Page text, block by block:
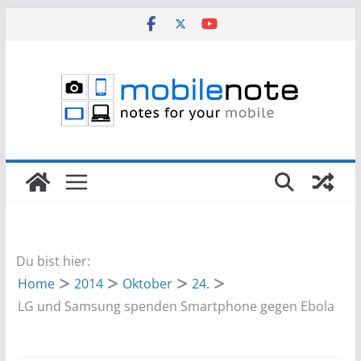
Du bist hier:
Home
2014 Oktober
24.
LG und Samsung spenden Smartphone gegen Ebola